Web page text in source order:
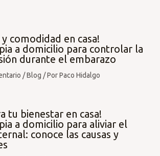
y comodidad en casa!
a domicilio para controlar la
durante el embarazo
/Blog / PorPaco Hidalgo
tu bienestar en casa!
a domicilio para aliviar el
conoce las causas y